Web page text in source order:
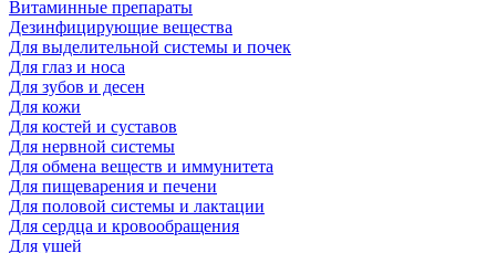
Витаминные препараты
Дезинфицирующие вещества
Для выделительной системы и почек
Для глаз и носа
Для зубов и десен
Для кожи
Для костей и суставов
Для нервной системы
Для обмена веществ и иммунитета
Для пищеварения и печени
Для половой системы и лактации
Для сердца и кровообращения
Для ушей